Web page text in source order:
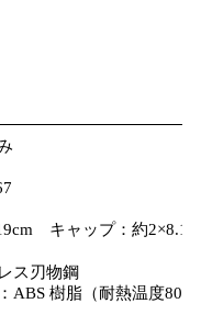
キャップ：約
ス刃物鋼
ABS 樹脂（耐熱温度80℃